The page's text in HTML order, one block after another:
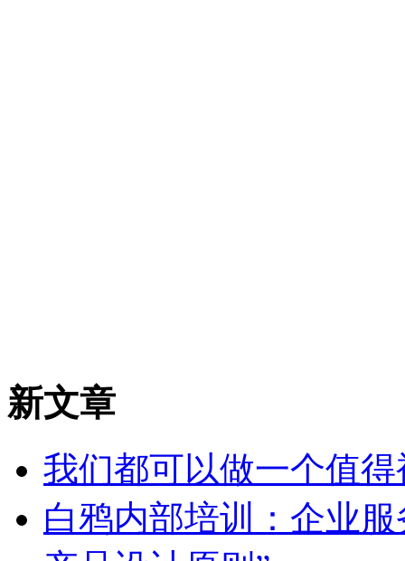
新文章
我们都可以做一个值
白鸦内部培训：企业